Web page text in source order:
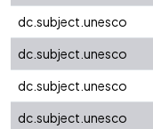
dc.subject.unesco
dc.subject.unesco
dc.subject.unesco
dc.subject.unesco